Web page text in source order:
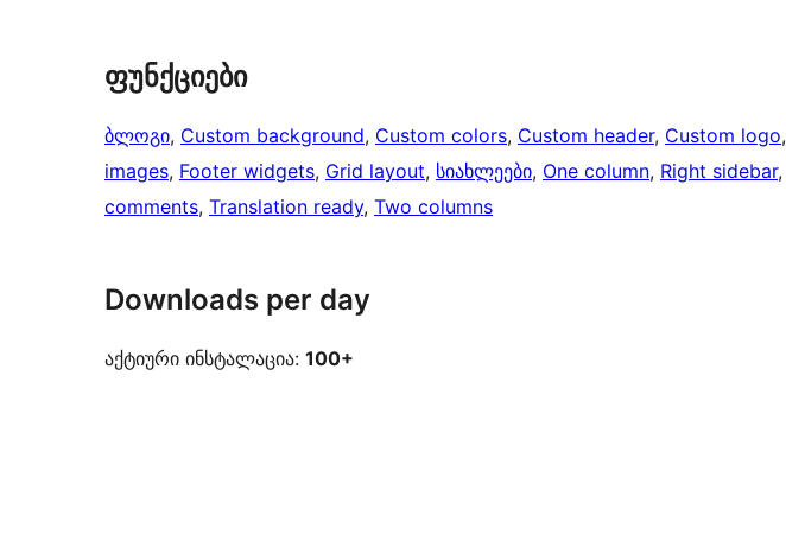
ფუნქციები
ბლოგი, Custom background, Custom colors, Custom header, Custom logo,
images, Footer widgets, Grid layout, სიახლეები, One column, Right sidebar,
comments, Translation ready, Two columns
Downloads per day
აქტიური ინსტალაცია: 100+